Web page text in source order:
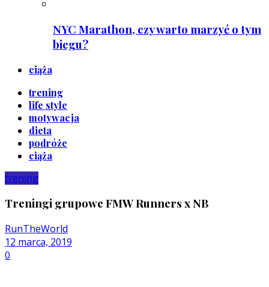
NYC Marathon, czy warto marzyć o tym
biegu?
ciąża
trening
life style
motywacja
dieta
podróże
ciąża
trening
Treningi grupowe FMW Runners x NB
RunTheWorld
12 marca, 2019
0